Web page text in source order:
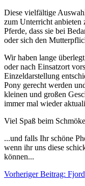
Diese vielfältige
zum Unterricht anbieten
Pferde, dass sie bei
oder sich den
Wir haben lange
oder nach Einsatzort
Einzeldarstellung
Pony gerecht werden
kleinen und großen
immer mal wieder
Viel Spaß beim
...und falls Ihr schöne
wenn ihr uns diese
können...
Vorheriger Beitrag: